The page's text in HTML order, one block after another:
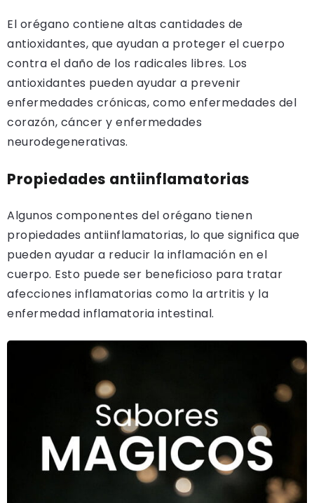
El orégano contiene altas cantidades de
antioxidantes, que ayudan a proteger el cuerpo
contra el daño de los radicales libres. Los
antioxidantes pueden ayudar a prevenir
enfermedades crónicas, como enfermedades del
corazón, cáncer y enfermedades
neurodegenerativas.
Propiedades antiinflamatorias
Algunos componentes del orégano tienen
propiedades antiinflamatorias, lo que significa que
pueden ayudar a reducir la inflamación en el
cuerpo. Esto puede ser beneficioso para tratar
afecciones inflamatorias como la artritis y la
enfermedad inflamatoria intestinal.